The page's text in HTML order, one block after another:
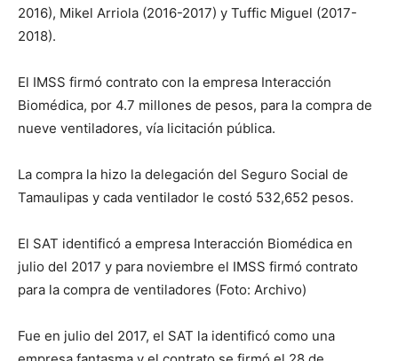
2016), Mikel Arriola (2016-2017) y Tuffic Miguel (2017-
2018).
El IMSS firmó contrato con la empresa Interacción
Biomédica, por 4.7 millones de pesos, para la compra de
nueve ventiladores, vía licitación pública.
La compra la hizo la delegación del Seguro Social de
Tamaulipas y cada ventilador le costó 532,652 pesos.
El SAT identificó a empresa Interacción Biomédica en
julio del 2017 y para noviembre el IMSS firmó contrato
para la compra de ventiladores (Foto: Archivo)
Fue en julio del 2017, el SAT la identificó como una